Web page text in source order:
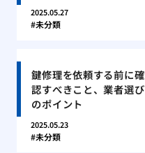
2025.05.27
未分類
鍵修理を依頼する前に確
認すべきこと、業者選び
のポイント
2025.05.23
未分類